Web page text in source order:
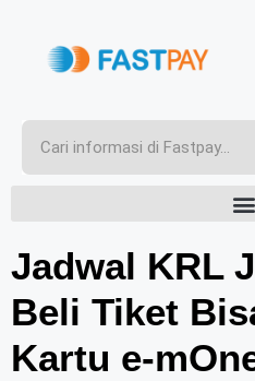
Jadwal KRL
Beli Tiket
Kartu e-